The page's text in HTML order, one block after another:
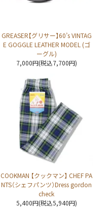
GREASER【グリサー】60’s VINTAG
E GOGGLE LEATHER MODEL (ゴ
ーグル)
7,000円(税込7,700円)
COOKMAN 【クックマン】 CHEF PA
NTS（シェフパンツ）Dress gordon
check
5,400円(税込5,940円)